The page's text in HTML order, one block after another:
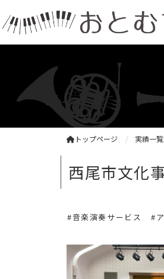
トップページ 実績一覧
西尾市文化
#音楽演奏サービス #